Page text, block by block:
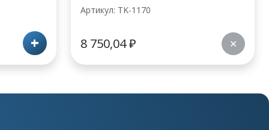
+
Артикул: TK-1170
8 750,04₽ ✕